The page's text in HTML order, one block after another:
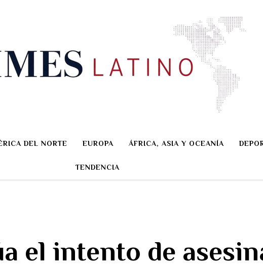
DEL NORTE EUROPA ÁFRICA, ASIA Y OCEANÍA
TENDENCIA
el intento de